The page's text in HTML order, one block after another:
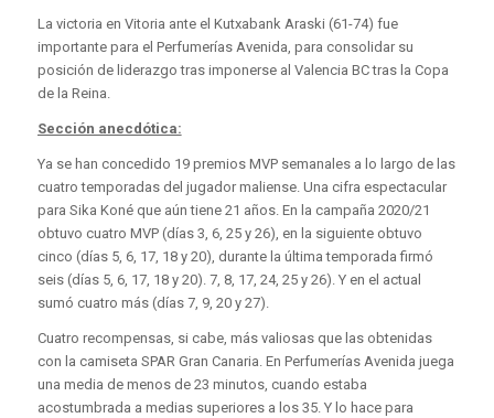
La victoria en Vitoria ante el Kutxabank Araski (61-74) fue
importante para el Perfumerías Avenida, para consolidar su
posición de liderazgo tras imponerse al Valencia BC tras la Copa
de la Reina.
Sección anecdótica:
Ya se han concedido 19 premios MVP semanales a lo largo de las
cuatro temporadas del jugador maliense. Una cifra espectacular
para Sika Koné que aún tiene 21 años. En la campaña 2020/21
obtuvo cuatro MVP (días 3, 6, 25 y 26), en la siguiente obtuvo
cinco (días 5, 6, 17, 18 y 20), durante la última temporada firmó
seis (días 5, 6, 17, 18 y 20). 7, 8, 17, 24, 25 y 26). Y en el actual
sumó cuatro más (días 7, 9, 20 y 27).
Cuatro recompensas, si cabe, más valiosas que las obtenidas
con la camiseta SPAR Gran Canaria. En Perfumerías Avenida juega
una media de menos de 23 minutos, cuando estaba
acostumbrada a medias superiores a los 35. Y lo hace para